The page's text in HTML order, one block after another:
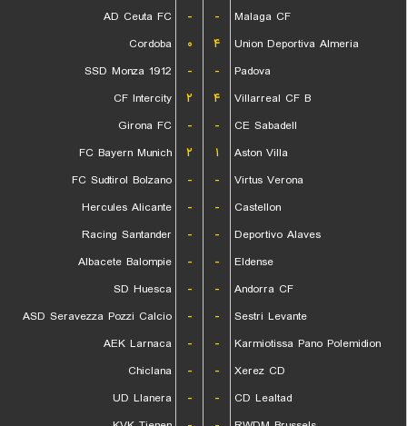
AD Ceuta FC
- -
Malaga CF
Cordoba
۰ ۴
Union Deportiva Almeria
SSD Monza 1912
- -
Padova
CF Intercity
۲ ۴
Villarreal CF B
Girona FC
- -
CE Sabadell
FC Bayern Munich
۲ ۱
Aston Villa
FC Sudtirol Bolzano
- -
Virtus Verona
Hercules Alicante
- -
Castellon
Racing Santander
- -
Deportivo Alaves
Albacete Balompie
- -
Eldense
SD Huesca
- -
Andorra CF
ASD Seravezza Pozzi Calcio
- -
Sestri Levante
AEK Larnaca
- -
Karmiotissa Pano Polemidion
Chiclana
- -
Xerez CD
UD Llanera
- -
CD Lealtad